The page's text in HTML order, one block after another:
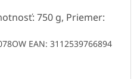
750 g, Priemer:
EAN: 3112539766894